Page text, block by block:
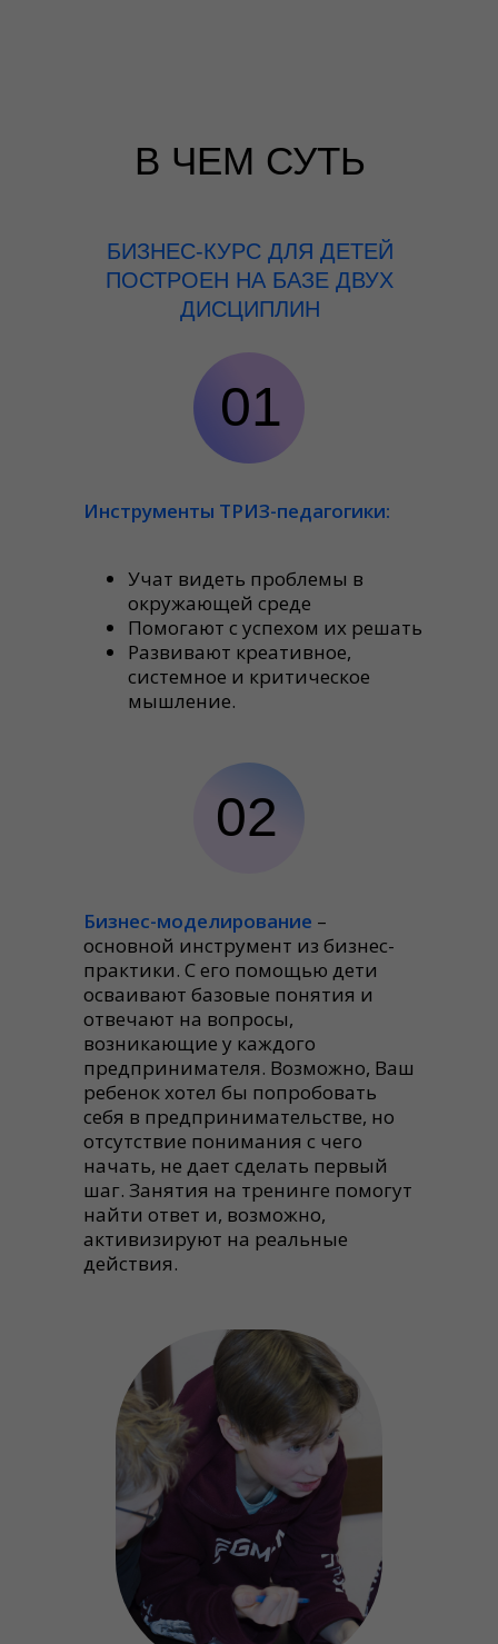
БИЗНЕС-КУРС ДЛЯ ДЕТЕЙ
ПОСТРОЕН НА БАЗЕ ДВУХ
ДИСЦИПЛИН
В ЧЕМ СУТЬ
01
02
Инструменты ТРИЗ-педагогики:
Учат видеть проблемы в
окружающей среде
Помогают с успехом их решать
Развивают креативное,
системное и критическое
мышление.
Бизнес-моделирование –
основной инструмент из бизнес-
практики. С его помощью дети
осваивают базовые понятия и
отвечают на вопросы,
возникающие у каждого
предпринимателя. Возможно, Ваш
ребенок хотел бы попробовать
себя в предпринимательстве, но
отсутствие понимания с чего
начать, не дает сделать первый
шаг. Занятия на тренинге помогут
найти ответ и, возможно,
активизируют на реальные
действия.